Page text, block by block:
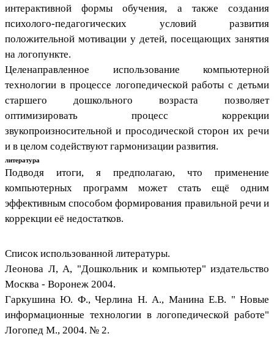
интерактивной формы обучения, а также создания
психолого-педагогических условий развития
положительной мотивации у детей, посещающих занятия
на логопункте.
Целенаправленное использование компьютерной
технологии в процессе логопедической работы с детьми
старшего дошкольного возраста позволяет
оптимизировать процесс коррекции
звукопроизносительной и просодической сторон их речи
и в целом содействуют гармонизации развития.
литература
Подводя итоги, я предполагаю, что применение
компьютерных программ может стать ещё одним
эффективным способом формирования правильной речи и
коррекции её недостатков.
Список использованной литературы.
Леонова Л, А, "Дошкольник и компьютер" издательство
Москва - Воронеж 2004.
Гаркушина Ю. Ф., Черлина Н. А., Манина Е.В. " Новые
информационные технологии в логопедической работе"
Логопед М., 2004. № 2.